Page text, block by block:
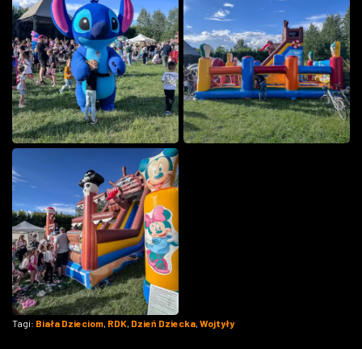
Tagi: Biała Dzieciom, RDK, Dzień Dziecka, Wojtyły